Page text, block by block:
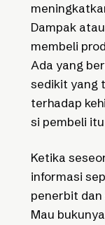
Dampak atau
membeli
Ada yang
sedikit yang
terhadap
si pembeli
Ketika
informasi
penerbit dan
Mau